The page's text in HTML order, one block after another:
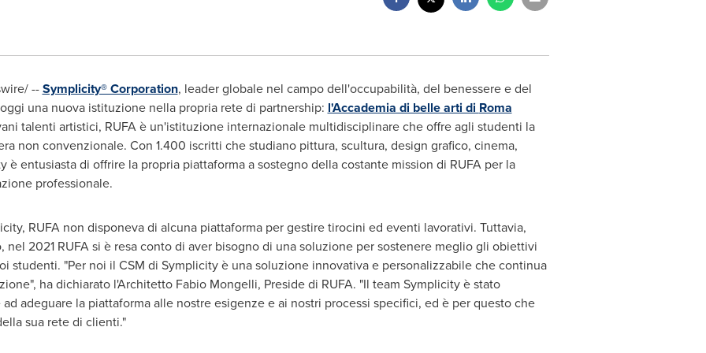
--Symplicity® Corporation, leader globale nel campo dell'occupabilità, del benessere e del
una nuova istituzione nella propria rete di partnership: l'Accademia di belle arti di Roma
talenti artistici, RUFA è un'istituzione internazionale multidisciplinare che offre agli studenti la
non convenzionale. Con 1.400 iscritti che studiano pittura, scultura, design grafico, cinema,
entusiasta di offrire la propria piattaforma a sostegno della costante mission di RUFA per la
professionale.
RUFA non disponeva di alcuna piattaforma per gestire tirocini ed eventi lavorativi. Tuttavia,
2021 RUFA si è resa conto di aver bisogno di una soluzione per sostenere meglio gli obiettivi
studenti. "Per noi il CSM di Symplicity è una soluzione innovativa e personalizzabile che continua
ha dichiarato l'Architetto Fabio Mongelli, Preside di RUFA. "Il team Symplicity è stato
adeguare la piattaforma alle nostre esigenze e ai nostri processi specifici, ed è per questo che
sua rete di clienti."